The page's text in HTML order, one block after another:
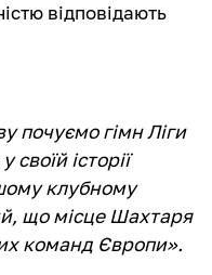
відповідають
почуємо гімн Ліги
історії
клубному
що місце Шахтаря
команд Європи».